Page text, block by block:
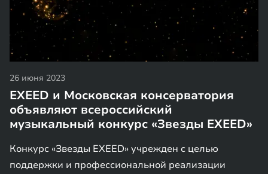
26 июня 2023
EXEED и Московская консерватория
объявляют всероссийский
музыкальный конкурс «Звезды EXEED»
Конкурс «Звезды EXEED» учрежден с целью
поддержки и профессиональной реализации